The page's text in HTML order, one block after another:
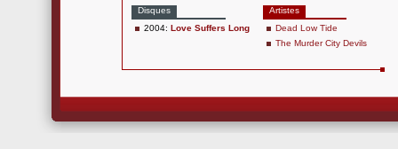
Disques
2004: Love Suffers Long
Artistes
Dead Low Tide
The Murder City Devils